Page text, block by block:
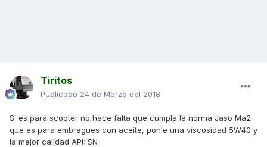
Tiritos
Publicado 24 de Marzo del 2018
Si es para scooter no hace falta que cumpla la norma Jaso Ma2
que es para embragues con aceite, ponle una viscosidad 5W40 y
la mejor calidad API: SN